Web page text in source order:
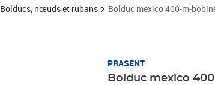
Bolducs, nœuds et rubans Bolduc mexico 400-m-
PRASENT
Bolduc mexico
Prix 5,45€